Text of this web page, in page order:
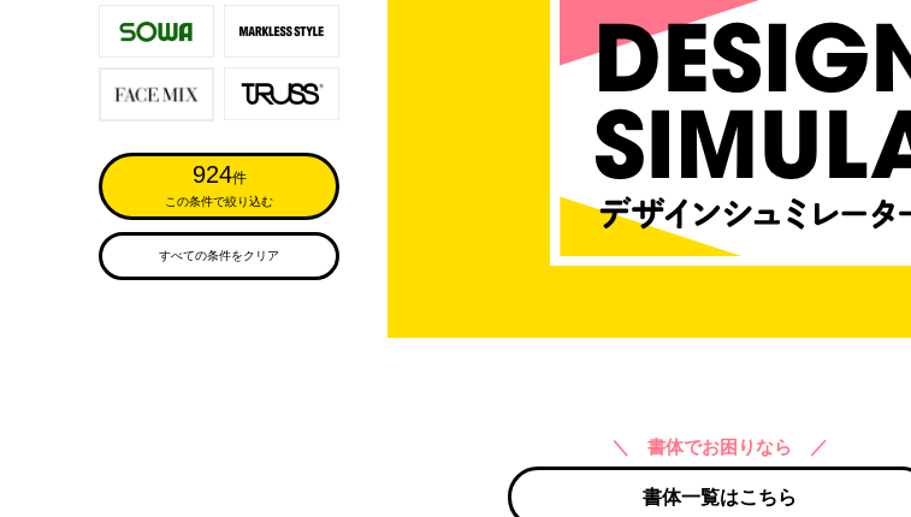
924件
この条件で絞り込む
すべての条件をクリア
＼ 書体でお困りなら ／
書体一覧はこちら